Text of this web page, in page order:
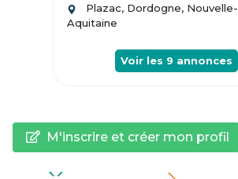
Plazac, Dordogne, Nouvelle-
Aquitaine
Voir les 9 annonces
M'inscrire et créer mon profil